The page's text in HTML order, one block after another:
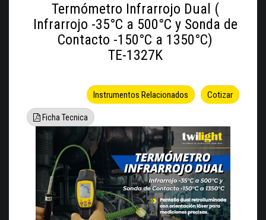
Termómetro Infrarrojo Dual (
Infrarrojo -35°C a 500°C y Sonda de
Contacto -150°C a 1350°C)
TE-1327K
Cotizar
Instrumentos Relacionados
Ficha Tecnica